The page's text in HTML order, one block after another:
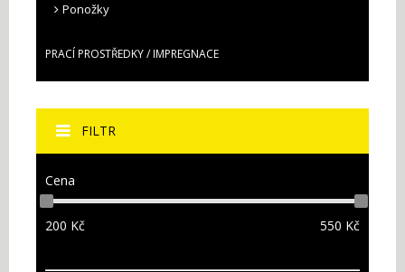
Ponožky
PRACÍ PROSTŘEDKY / IMPREGNACE
FILTR
Cena
200 Kč 550 Kč